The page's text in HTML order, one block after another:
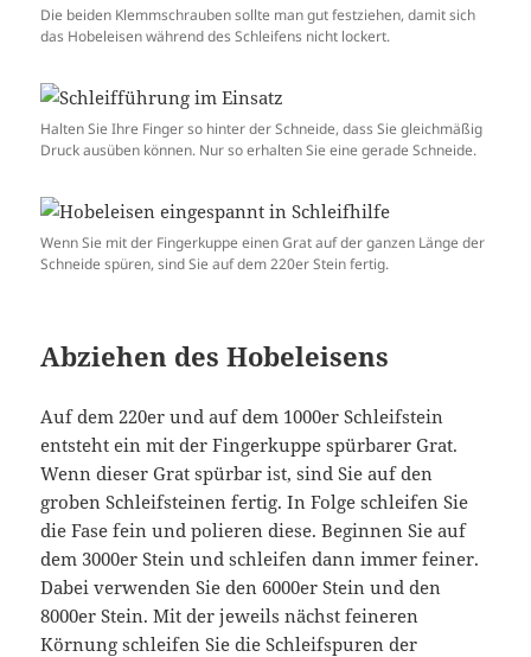
Die beiden Klemmschrauben sollte man gut festziehen, damit sich
das Hobeleisen während des Schleifens nicht lockert.
Halten Sie Ihre Finger so hinter der Schneide, dass Sie gleichmäßig
Druck ausüben können. Nur so erhalten Sie eine gerade Schneide.
Wenn Sie mit der Fingerkuppe einen Grat auf der ganzen Länge der
Schneide spüren, sind Sie auf dem 220er Stein fertig.
Abziehen des Hobeleisens
Auf dem 220er und auf dem 1000er Schleifstein
entsteht ein mit der Fingerkuppe spürbarer Grat.
Wenn dieser Grat spürbar ist, sind Sie auf den
groben Schleifsteinen fertig. In Folge schleifen Sie
die Fase fein und polieren diese. Beginnen Sie auf
dem 3000er Stein und schleifen dann immer feiner.
Dabei verwenden Sie den 6000er Stein und den
8000er Stein. Mit der jeweils nächst feineren
Körnung schleifen Sie die Schleifspuren der